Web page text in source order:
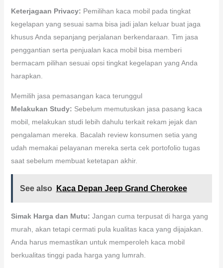
Keterjagaan Privacy: Pemilihan kaca mobil pada tingkat
kegelapan yang sesuai sama bisa jadi jalan keluar buat jaga
khusus Anda sepanjang perjalanan berkendaraan. Tim jasa
penggantian serta penjualan kaca mobil bisa memberi
bermacam pilihan sesuai opsi tingkat kegelapan yang Anda
harapkan.
Memilih jasa pemasangan kaca terunggul
Melakukan Study: Sebelum memutuskan jasa pasang kaca
mobil, melakukan studi lebih dahulu terkait rekam jejak dan
pengalaman mereka. Bacalah review konsumen setia yang
udah memakai pelayanan mereka serta cek portofolio tugas
saat sebelum membuat ketetapan akhir.
See also Kaca Depan Jeep Grand Cherokee
Simak Harga dan Mutu: Jangan cuma terpusat di harga yang
murah, akan tetapi cermati pula kualitas kaca yang dijajakan.
Anda harus memastikan untuk memperoleh kaca mobil
berkualitas tinggi pada harga yang lumrah.